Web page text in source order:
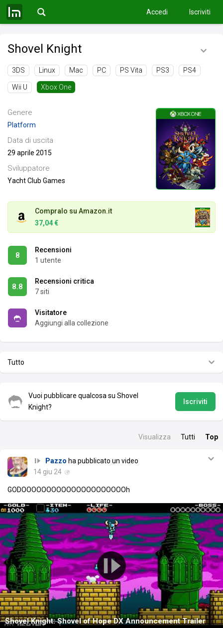
Accedi Iscriviti
Shovel Knight
3DS Linux Mac PC PS Vita PS3 PS4
Wii U Xbox One
Genere
Platform
Data di uscita
29 aprile 2015
Sviluppatore
Yacht Club Games
Compralo su Amazon.it
37,04 €
8
Recensioni
1 utente
8.8
Recensioni critica
7 siti
Visitatore
Aggiungi alla collezione
Tutto
Vuoi pubblicare qualcosa su Shovel
Knight?
Iscriviti
Visualizza Tutti Top
Pazzo ha pubblicato un video
14 giu 24
GODOOOOOOOOOOOOOOOOOOOOOh
Shovel Knight: Shovel of Hope DX Announcement Trailer